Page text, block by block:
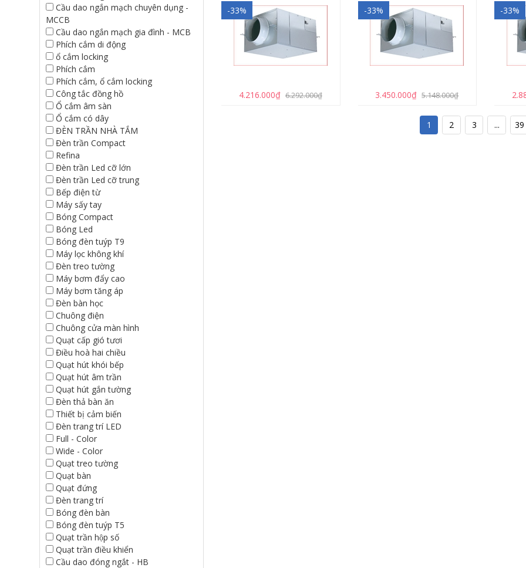
-33%
4.216.000₫ 6.292.000₫
-33%
3.450.000₫ 5.148.000₫
-33%
1 2 3 ... 39
Cầu dao ngắn mạch chuyên dụng -
MCCB
Cầu dao ngắn mạch gia đình - MCB
Phích cắm di động
ổ cắm locking
Phích cắm
Phích cắm, ổ cắm locking
Công tắc đồng hồ
Ổ cắm âm sàn
Ổ cắm có dây
ĐÈN TRẦN NHÀ TẮM
Đèn trần Compact
Refina
Đèn trần Led cỡ lớn
Đèn trần Led cỡ trung
Bếp điện từ
Máy sấy tay
Bóng Compact
Bóng Led
Bóng đèn tuýp T9
Máy lọc không khí
Đèn treo tường
Máy bơm đẩy cao
Máy bơm tăng áp
Đèn bàn học
Chuông điện
Chuông cửa màn hình
Quạt cấp gió tươi
Điều hoà hai chiều
Quạt hút khói bếp
Quạt hút âm trần
Quạt hút gắn tường
Đèn thả bàn ăn
Thiết bị cảm biến
Đèn trang trí LED
Full - Color
Wide - Color
Quạt treo tường
Quạt bàn
Quạt đứng
Đèn trang trí
Bóng đèn bàn
Bóng đèn tuýp T5
Quạt trần hộp số
Quạt trần điều khiển
Cầu dao đóng ngắt - HB